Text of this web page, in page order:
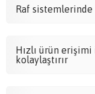
Raf
Hızlı ürün
kolaylaştırır